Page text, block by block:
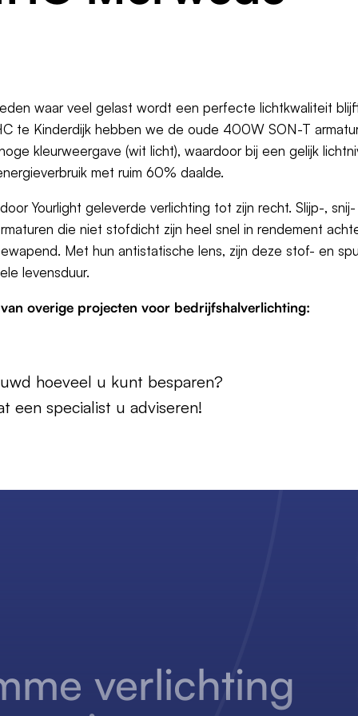
waar veel gelast wordt een perfecte lichtkwaliteit
te Kinderdijk hebben we de oude 400W SON-T
kleurweergave (wit licht), waardoor bij een gelijk
met ruim 60% daalde.
Yourlight geleverde verlichting tot zijn recht. Slijp-,
die niet stofdicht zijn heel snel in rendement
Met hun antistatische lens, zijn deze stof- en
levensduur.
overige projecten voor bedrijfshalverlichting:
hoeveel u kunt besparen?
een specialist u adviseren!
verlichting